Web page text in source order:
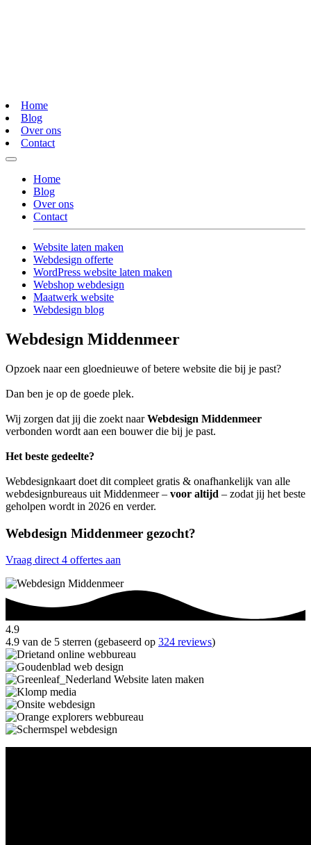
Home
Blog
Over ons
Contact
Home
Blog
Over ons
Contact
Website laten maken
Webdesign offerte
WordPress website laten maken
Webshop webdesign
Maatwerk website
Webdesign blog
Webdesign Middenmeer
Opzoek naar een gloednieuwe of betere website die bij je past?
Dan ben je op de goede plek.
Wij zorgen dat jij die zoekt naarWebdesign Middenmeer
verbonden wordt aan een bouwer die bij je past.
Het beste gedeelte?
Webdesignkaart doet dit compleet gratis & onafhankelijk van alle
webdesignbureaus uit Middenmeer – voor altijd – zodat jij het beste
geholpen wordt in 2026 en verder.
Webdesign Middenmeer gezocht?
Vraag direct 4 offertes aan
4.9
4.9 van de 5 sterren (gebaseerd op 324 reviews)